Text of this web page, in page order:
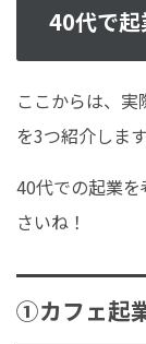
40代で起
ここからは、
を3つ紹介します
40代での起業
さいね！
①カフェ起